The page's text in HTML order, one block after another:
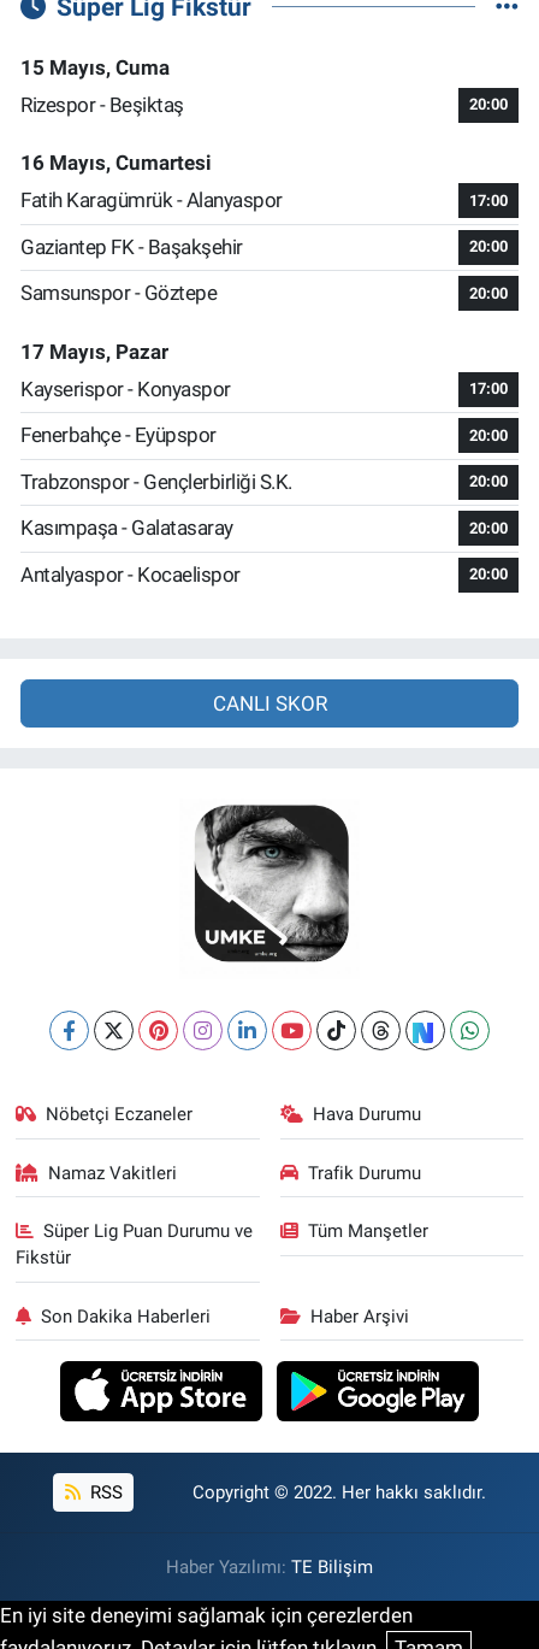
Süper Lig Fikstür
15 Mayıs, Cuma
Rizespor - Beşiktaş
20:00
16 Mayıs, Cumartesi
Fatih Karagümrük - Alanyaspor
17:00
Gaziantep FK - Başakşehir 20:00
Samsunspor - Göztepe 20:00
17 Mayıs, Pazar
Kayserispor - Konyaspor
17:00
Fenerbahçe - Eyüpspor 20:00
Trabzonspor - Gençlerbirliği S.K. 20:00
Kasımpaşa - Galatasaray 20:00
Antalyaspor - Kocaelispor 20:00
CANLI SKOR
Nöbetçi Eczaneler Hava Durumu
Namaz Vakitleri Trafik Durumu
Süper Lig Puan Durumu ve
Fikstür
Tüm Manşetler
Son Dakika Haberleri Haber Arşivi
RSS Copyright © 2022. Her hakkı saklıdır.
Haber Yazılımı: TE Bilişim
En iyi site deneyimi sağlamak için çerezlerden